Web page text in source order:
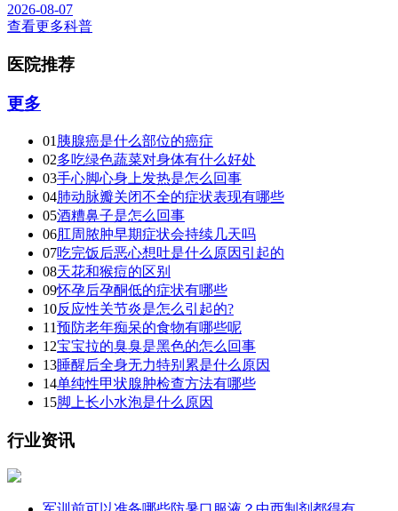
2026-08-07
查看更多科普
医院推荐
更多
01 胰腺癌是什么部位的癌症
02多吃绿色蔬菜对身体有什么好处
03手心脚心身上发热是怎么回事
04肺动脉瓣关闭不全的症状表现有哪些
05酒糟鼻子是怎么回事
06肛周脓肿早期症状会持续几天吗
07吃完饭后恶心想吐是什么原因引起的
08天花和猴痘的区别
09怀孕后孕酮低的症状有哪些
10反应性关节炎是怎么引起的?
11预防老年痴呆的食物有哪些呢
12宝宝拉的臭臭是黑色的怎么回事
13睡醒后全身无力特别累是什么原因
14单纯性甲状腺肿检查方法有哪些
15脚上长小水泡是什么原因
行业资讯